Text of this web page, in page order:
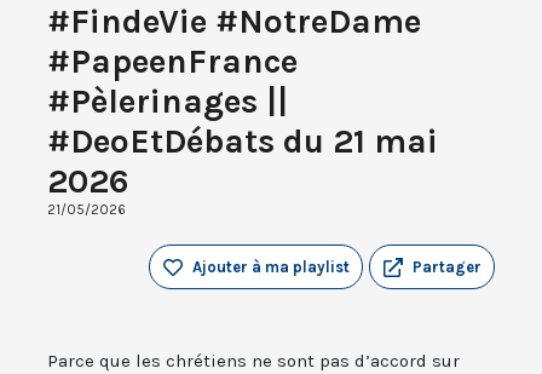
#FindeVie #NotreDame
#PapeenFrance
#Pèlerinages ||
#DeoEtDébats du 21 mai
2026
21/05/2026
Partager
Ajouter à ma playlist
Parce que les chrétiens ne sont pas d’accord sur